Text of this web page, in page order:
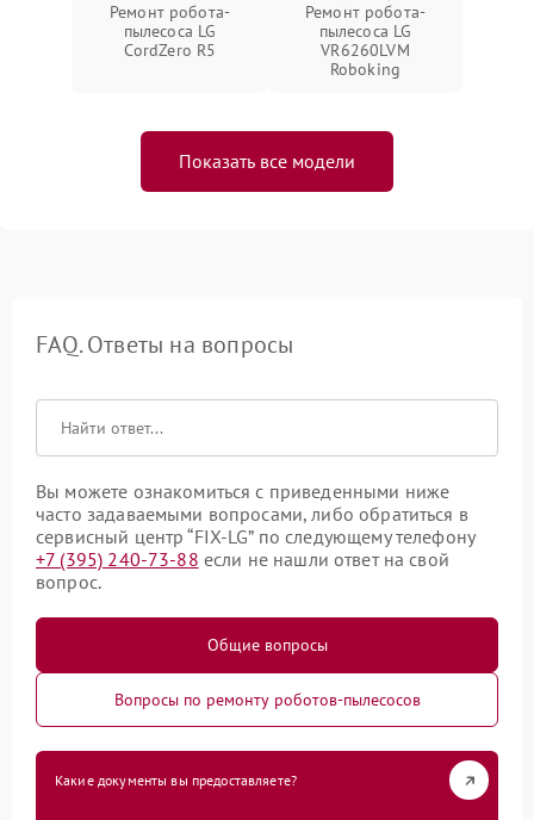
Ремонт робота-
пылесоса LG
CordZero R5
Ремонт робота-
пылесоса LG
VR6260LVM
Roboking
Показать все модели
FAQ. Ответы на вопросы
Вы можете ознакомиться с приведенными ниже
часто задаваемыми вопросами, либо обратиться в
сервисный центр “FIX-LG” по следующему телефону
+7 (395) 240-73-88 если не нашли ответ на свой
вопрос.
Общие вопросы
Вопросы по ремонту роботов-пылесосов
Какие документы вы предоставляете?